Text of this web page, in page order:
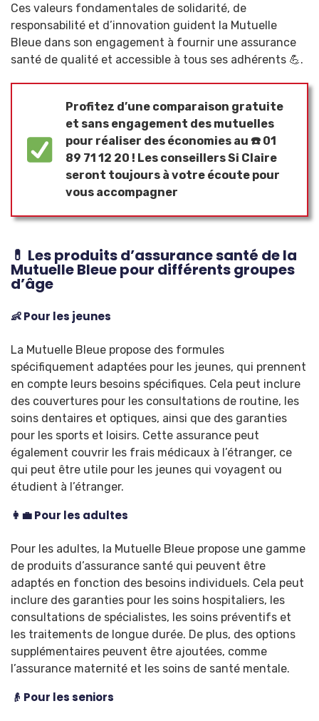
Ces valeurs fondamentales de solidarité, de
responsabilité et d’innovation guident la Mutuelle
Bleue dans son engagement à fournir une assurance
santé de qualité et accessible à tous ses adhérents 💪.
Profitez d’une comparaison gratuite
et sans engagement des mutuelles
pour réaliser des économies au ☎️ 01
89 71 12 20 ! Les conseillers Si Claire
seront toujours à votre écoute pour
vous accompagner
💊 Les produits d’assurance santé de la
Mutuelle Bleue pour différents groupes
d’âge
👶 Pour les jeunes
La Mutuelle Bleue propose des formules
spécifiquement adaptées pour les jeunes, qui prennent
en compte leurs besoins spécifiques. Cela peut inclure
des couvertures pour les consultations de routine, les
soins dentaires et optiques, ainsi que des garanties
pour les sports et loisirs. Cette assurance peut
également couvrir les frais médicaux à l’étranger, ce
qui peut être utile pour les jeunes qui voyagent ou
étudient à l’étranger.
👩‍💼 Pour les adultes
Pour les adultes, la Mutuelle Bleue propose une gamme
de produits d’assurance santé qui peuvent être
adaptés en fonction des besoins individuels. Cela peut
inclure des garanties pour les soins hospitaliers, les
consultations de spécialistes, les soins préventifs et
les traitements de longue durée. De plus, des options
supplémentaires peuvent être ajoutées, comme
l’assurance maternité et les soins de santé mentale.
👴 Pour les seniors